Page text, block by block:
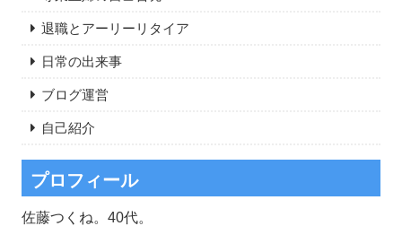
退職とアーリーリタイア
日常の出来事
ブログ運営
自己紹介
プロフィール
佐藤つくね。40代。